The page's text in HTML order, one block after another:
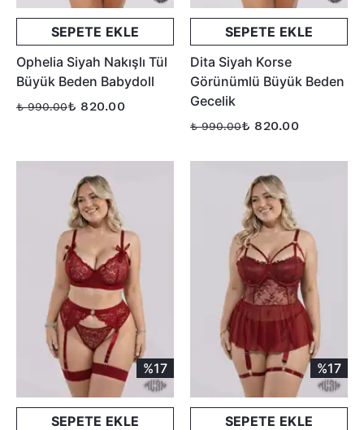
SEPETE EKLE
Ophelia Siyah Nakışlı Tül
Büyük Beden Babydoll
₺ 990.00₺ 820.00
SEPETE EKLE
Dita Siyah Korse
Görünümlü Büyük Beden
Gecelik
₺ 990.00₺ 820.00
%17
SEPETE EKLE
%17
SEPETE EKLE